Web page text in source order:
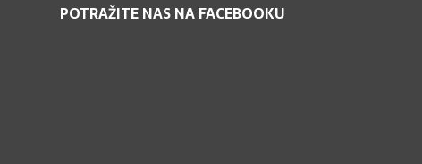
POTRAŽITE NAS NA FACEBOOKU